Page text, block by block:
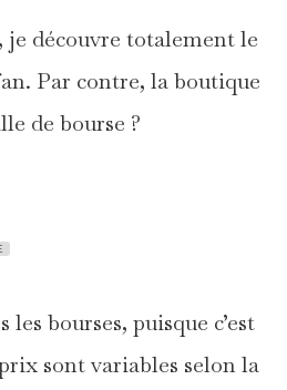
découvre totalement le
Par contre, la boutique
de bourse ?
bourses, puisque c’est
sont variables selon la